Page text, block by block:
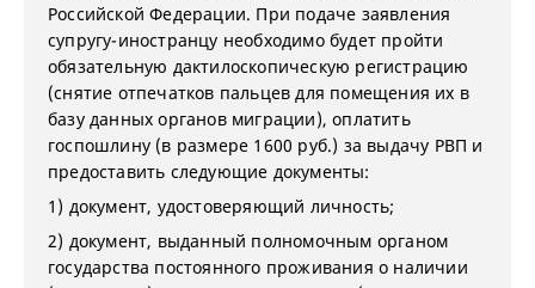
Российской Федерации. При подаче заявления
супругу-иностранцу необходимо будет пройти
обязательную дактилоскопическую регистрацию
(снятие отпечатков пальцев для помещения их в
базу данных органов миграции), оплатить
госпошлину (в размере 1600 руб.) за выдачу РВП и
предоставить следующие документы:
1) документ, удостоверяющий личность;
2) документ, выданный полномочным органом
государства постоянного проживания о наличии